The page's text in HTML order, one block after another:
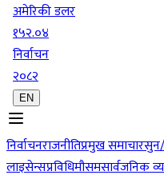
अमेरिकी डलर
१५२.०४
निर्वाचन
२०८२
EN
निर्वाचनराजनीतिप्रमुख समाचार
लाइसेन्सप्रविधिमौसमसार्वजनिक